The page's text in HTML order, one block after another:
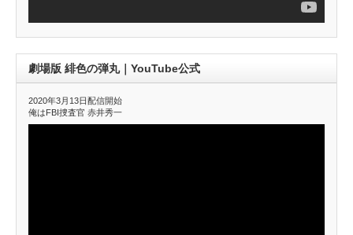
劇場版 緋色の弾丸｜YouTube公式
2020年3月13日配信開始
俺はFBI捜査官 赤井秀一